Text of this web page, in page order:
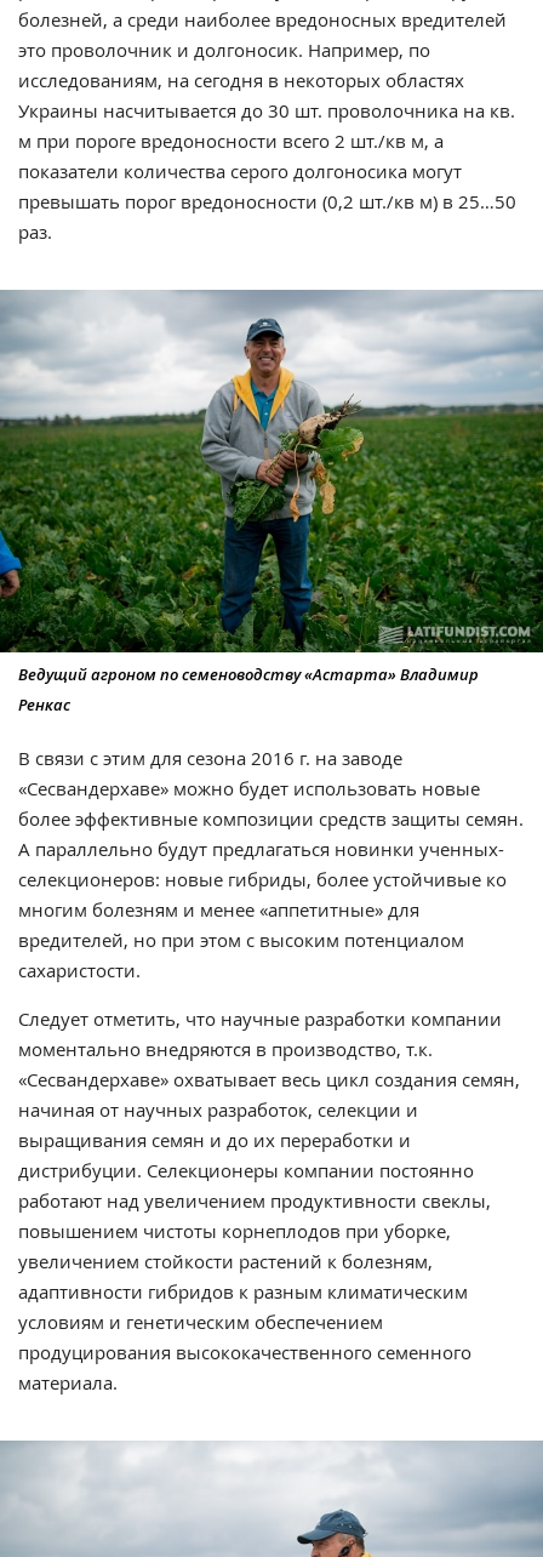
болезней, а среди наиболее вредоносных вредителей
это проволочник и долгоносик. Например, по
исследованиям, на сегодня в некоторых областях
Украины насчитывается до 30 шт. проволочника на кв.
м при пороге вредоносности всего 2 шт./кв м, а
показатели количества серого долгоносика могут
превышать порог вредоносности (0,2 шт./кв м) в 25…50
раз.
Ведущий агроном по семеноводству «Астарта» Владимир
Ренкас
В связи с этим для сезона 2016 г. на заводе
«Сесвандерхаве» можно будет использовать новые
более эффективные композиции средств защиты семян.
А параллельно будут предлагаться новинки ученных-
селекционеров: новые гибриды, более устойчивые ко
многим болезням и менее «аппетитные» для
вредителей, но при этом с высоким потенциалом
сахаристости.
Следует отметить, что научные разработки компании
моментально внедряются в производство, т.к.
«Сесвандерхаве» охватывает весь цикл создания семян,
начиная от научных разработок, селекции и
выращивания семян и до их переработки и
дистрибуции. Селекционеры компании постоянно
работают над увеличением продуктивности свеклы,
повышением чистоты корнеплодов при уборке,
увеличением стойкости растений к болезням,
адаптивности гибридов к разным климатическим
условиям и генетическим обеспечением
продуцирования высококачественного семенного
материала.